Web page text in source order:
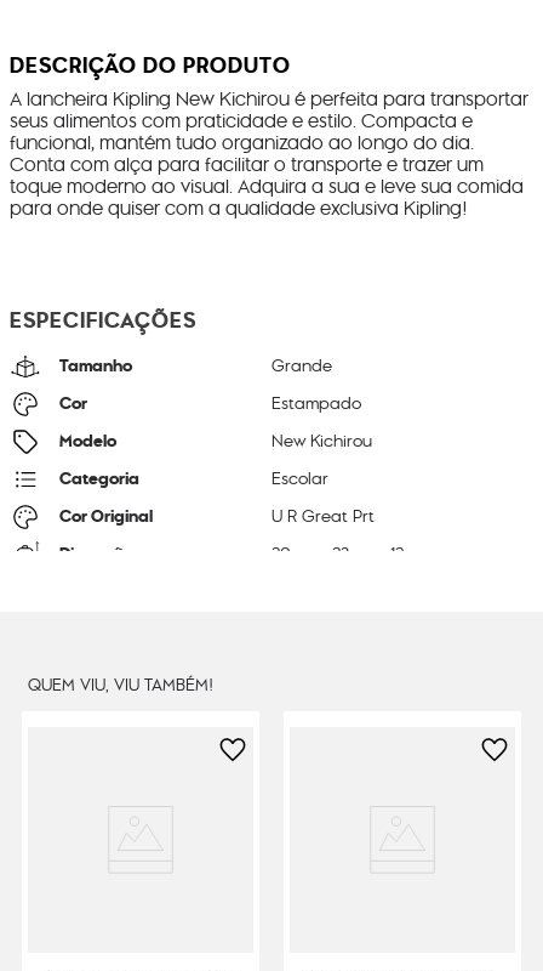
DESCRIÇÃO DO PRODUTO
A lancheira Kipling New Kichirou é perfeita para transportar
seus alimentos com praticidade e estilo. Compacta e
funcional, mantém tudo organizado ao longo do dia.
Conta com alça para facilitar o transporte e trazer um
toque moderno ao visual. Adquira a sua e leve sua comida
para onde quiser com a qualidade exclusiva Kipling!
ESPECIFICAÇÕES
Tamanho Grande
Cor Estampado
Modelo New Kichirou
Categoria Escolar
Cor Original U R Great Prt
Dimensões 20 23 12
QUEM VIU, VIU TAMBÉM!